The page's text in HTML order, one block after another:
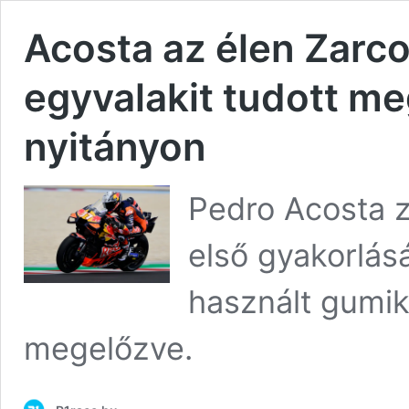
Acosta az élen
egyvalakit tudott
nyitányon
Pedro Acosta
első
használt
megelőzve.